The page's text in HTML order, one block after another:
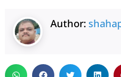
Author: